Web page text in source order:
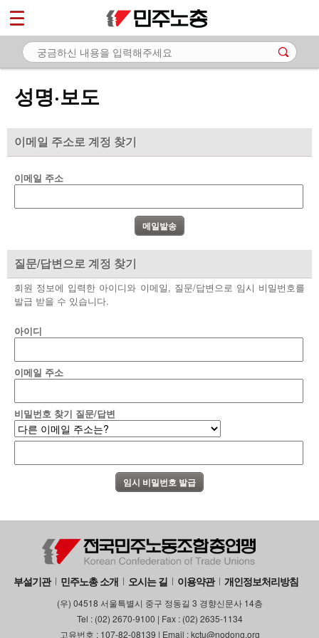
성명·보도
이메일 주소로 계정 찾기
이메일 주소
질문/답변으로 계정 찾기
회원 정보에 입력한 아이디와 이메일, 질문/답변으로 임시 비밀번호를
발급 받을 수 있습니다.
아이디
이메일 주소
비밀번호 찾기 질문/답변
부설기관 민주노총 소개 오시는 길 이용약관 개인정보처리방침
(우) 04518 서울특별시 중구 정동길 3 경향신문사 14층
Tel : (02) 2670-9100 | Fax : (02) 2635-1134
고유번호 : 107-82-08139 | Email : kctu@nodong.org
마이페이지
소개
- 공지사항
- 성명·보도
부설기관
업무